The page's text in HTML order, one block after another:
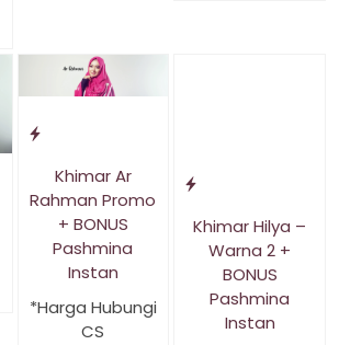
Khimar Ar
Rahman Promo
+ BONUS
Pashmina
Instan
*Harga Hubungi
CS
Khimar Hilya –
Warna 2 +
BONUS
Pashmina
Instan